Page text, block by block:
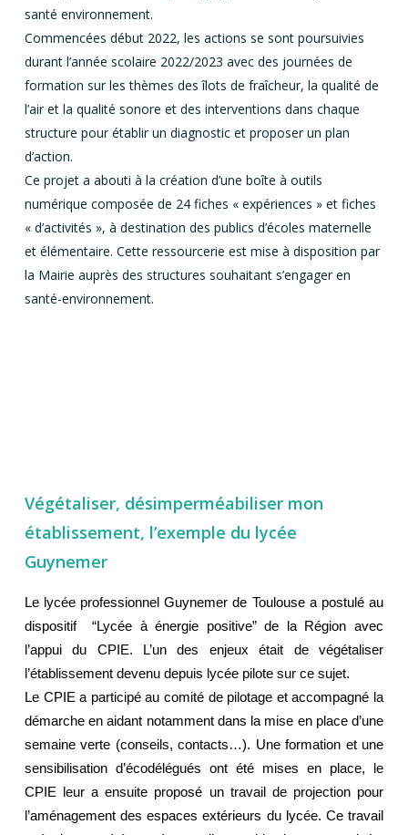
santé environnement.
Commencées début 2022, les actions se sont poursuivies
durant l’année scolaire 2022/2023 avec des journées de
formation sur les thèmes des îlots de fraîcheur, la qualité de
l’air et la qualité sonore et des interventions dans chaque
structure pour établir un diagnostic et proposer un plan
d’action.
Ce projet a abouti à la création d’une boîte à outils
numérique composée de 24 fiches « expériences » et fiches
« d’activités », à destination des publics d’écoles maternelle
et élémentaire. Cette ressourcerie est mise à disposition par
la Mairie auprès des structures souhaitant s’engager en
santé-environnement.
Végétaliser, désimperméabiliser mon
établissement, l’exemple du lycée
Guynemer
Le lycée professionnel Guynemer de Toulouse a postulé au
dispositif “Lycée à énergie positive” de la Région avec
l’appui du CPIE. L’un des enjeux était de végétaliser
l’établissement devenu depuis lycée pilote sur ce sujet.
Le CPIE a participé au comité de pilotage et accompagné la
démarche en aidant notamment dans la mise en place d’une
semaine verte (conseils, contacts…). Une formation et une
sensibilisation d’écodélégués ont été mises en place, le
CPIE leur a ensuite proposé un travail de projection pour
l’aménagement des espaces extérieurs du lycée. Ce travail